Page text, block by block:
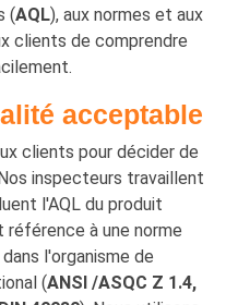
(AQL), aux normes et aux
clients de comprendre
acceptable
clients pour décider de
inspecteurs travaillent
l'AQL du produit
à une norme
l'organisme de
(ANSI /ASQC Z 1.4,